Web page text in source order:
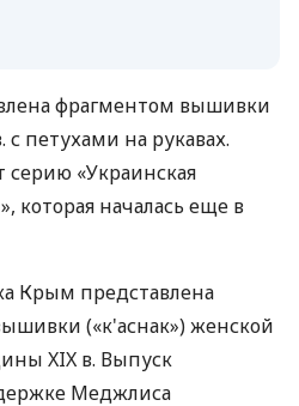
​​фрагментом вышивки
петухами на рукавах.
серию «Украинская
началась еще в
Крым представлена
(«к'аснак») женской
XIX в. Выпуск
Меджлиса